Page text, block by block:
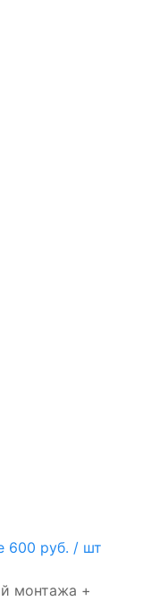
600 руб. / шт
монтажа +